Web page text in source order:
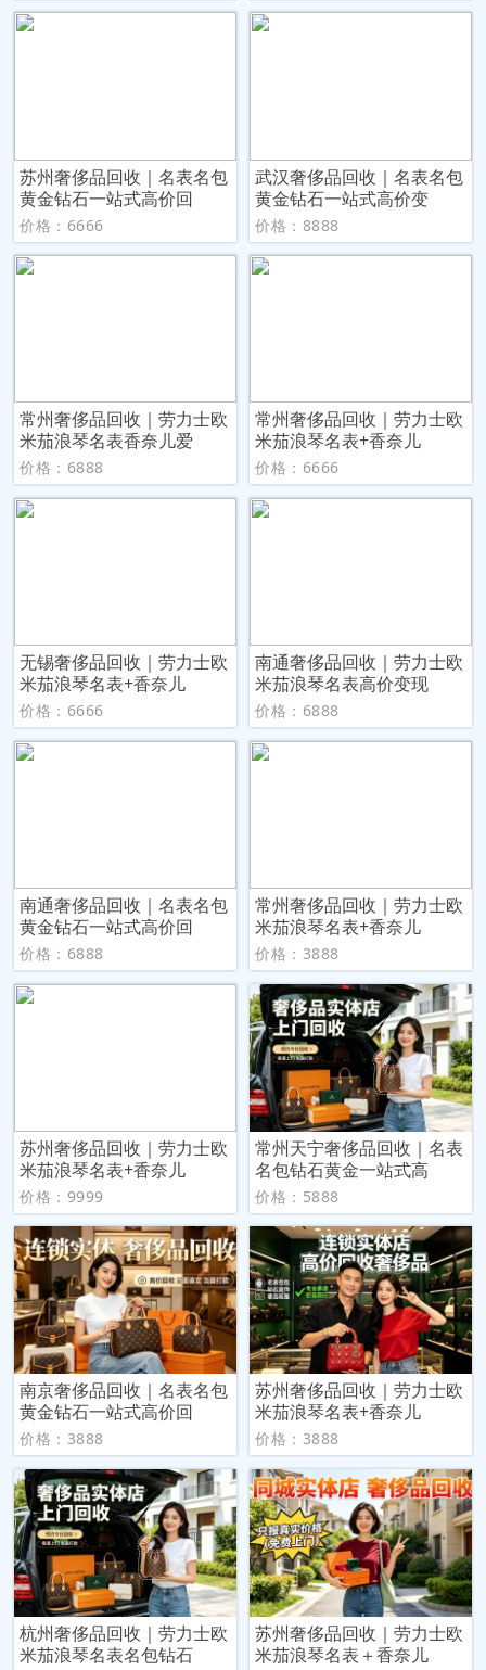
苏州奢侈品回收｜名表名包
黄金钻石一站式高价回
价格：6666
武汉奢侈品回收｜名表名包
黄金钻石一站式高价变
价格：8888
常州奢侈品回收｜劳力士欧
米茄浪琴名表香奈儿爱
价格：6888
常州奢侈品回收｜劳力士欧
米茄浪琴名表+香奈儿
价格：6666
无锡奢侈品回收｜劳力士欧
米茄浪琴名表+香奈儿
价格：6666
南通奢侈品回收｜劳力士欧
米茄浪琴名表高价变现
价格：6888
南通奢侈品回收｜名表名包
黄金钻石一站式高价回
价格：6888
常州奢侈品回收｜劳力士欧
米茄浪琴名表+香奈儿
价格：3888
苏州奢侈品回收｜劳力士欧
米茄浪琴名表+香奈儿
价格：9999
常州天宁奢侈品回收｜名表
名包钻石黄金一站式高
价格：5888
南京奢侈品回收｜名表名包
黄金钻石一站式高价回
价格：3888
苏州奢侈品回收｜劳力士欧
米茄浪琴名表+香奈儿
价格：3888
杭州奢侈品回收｜劳力士欧
米茄浪琴名表名包钻石
苏州奢侈品回收｜劳力士欧
米茄浪琴名表＋香奈儿